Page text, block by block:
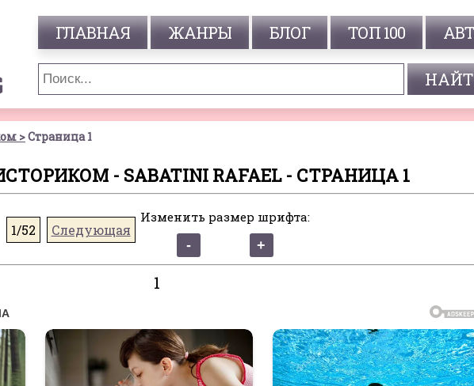
ГЛАВНАЯ ЖАНРЫ БЛОГ ТОП 100
Страница 1
- SABATINI RAFAEL - СТРАНИЦА 1
1/52 Следующая
Изменить размер шрифта:
1